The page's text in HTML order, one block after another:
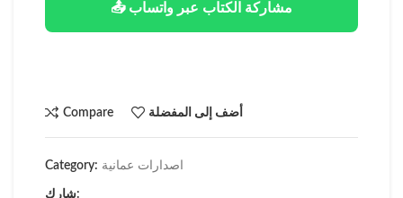
📤 مشاركة الكتاب عبر واتساب
Compare أضف إلى المفضلة
Category: اصدارات عمانية
شارك: